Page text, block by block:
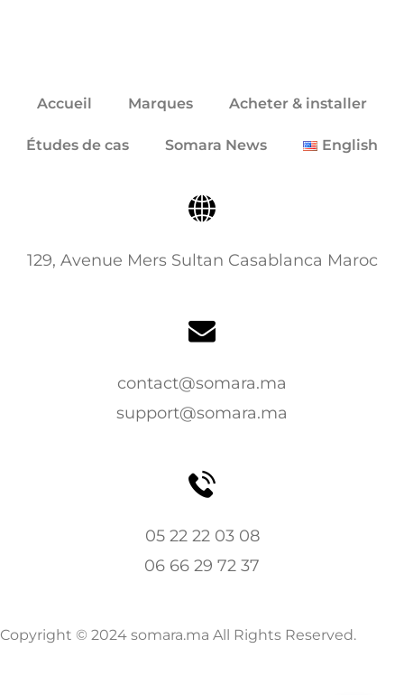
Accueil Marques Acheter & installer
Études de cas Somara News English
129, Avenue Mers Sultan Casablanca Maroc
contact@somara.ma
support@somara.ma
05 22 22 03 08
06 66 29 72 37
Copyright © 2024 somara.ma All Rights Reserved.